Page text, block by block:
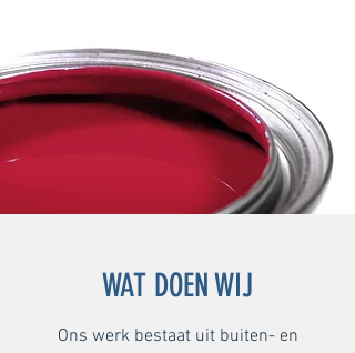
WAT DOEN WIJ
Ons werk bestaat uit buiten- en